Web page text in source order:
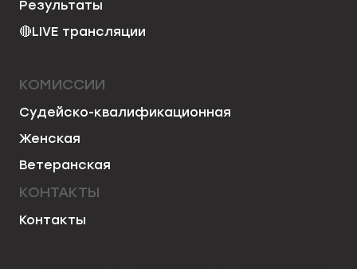
Результаты
🔴LIVE трансляции
КОМИССИИ
Судейско-квалификационная
Женская
Ветеранская
КОНТАКТЫ
Контакты